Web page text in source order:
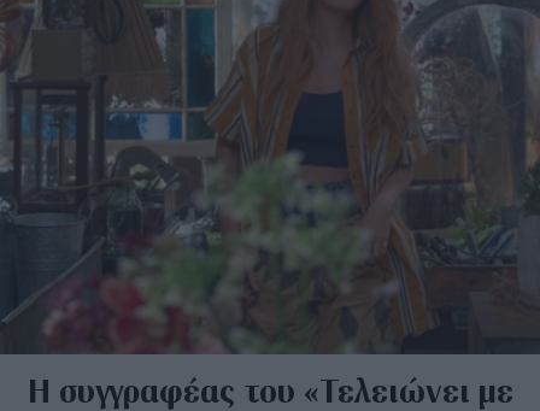
H συγγραφέας του «Τελειώνει με